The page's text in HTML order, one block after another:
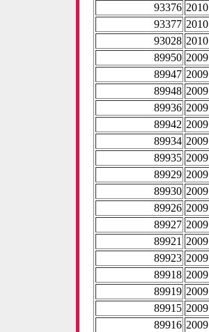
93376 2010
93377 2010
93028 2010
89950 2009
89947 2009
89948 2009
89936 2009
89942 2009
89934 2009
89935 2009
89929 2009
89930 2009
89926 2009
89927 2009
89921 2009
89923 2009
89918 2009
89919 2009
89915 2009
89916 2009